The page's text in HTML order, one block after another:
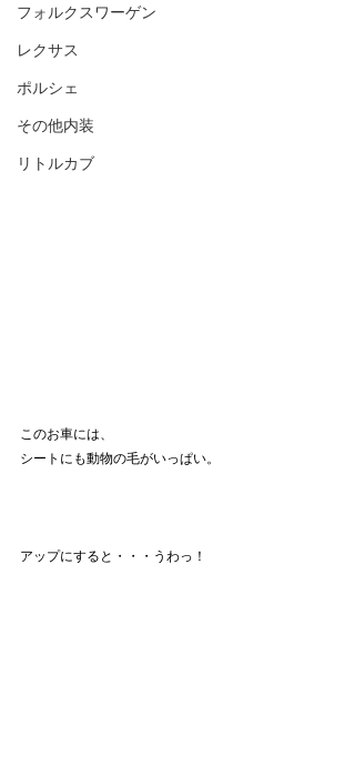
フォルクスワーゲン
レクサス
ポルシェ
その他内装
リトルカブ
このお車には、
シートにも動物の毛がいっぱい。
アップにすると・・・うわっ！